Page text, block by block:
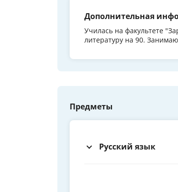
Дополнительная
Училась на факультете
литературу на 90.
Предметы
Русский язык